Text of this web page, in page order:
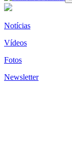
Notícias
Vídeos
Fotos
Newsletter